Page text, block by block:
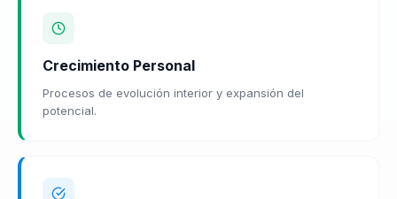
Crecimiento Personal
Procesos de evolución interior y expansión del
potencial.